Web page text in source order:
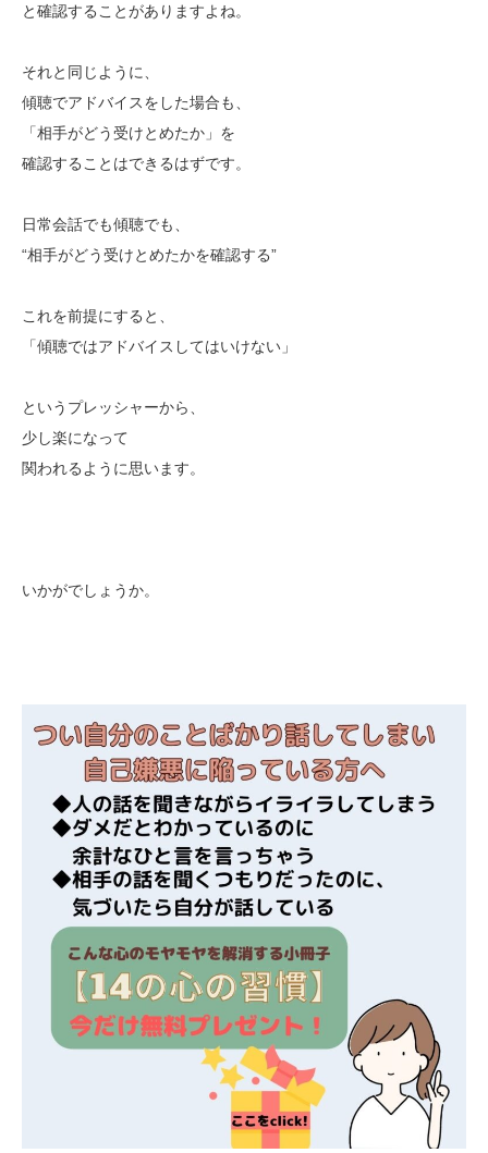
と確認することがありますよね。
それと同じように、
傾聴でアドバイスをした場合も、
「相手がどう受けとめたか」を
確認することはできるはずです。
日常会話でも傾聴でも、
“相手がどう受けとめたかを確認する”
これを前提にすると、
「傾聴ではアドバイスしてはいけない」
というプレッシャーから、
少し楽になって
関われるように思います。
いかがでしょうか。